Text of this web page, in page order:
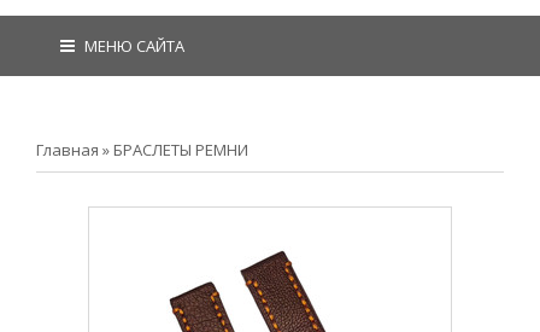
МЕНЮ САЙТА
Главная » БРАСЛЕТЫ РЕМНИ